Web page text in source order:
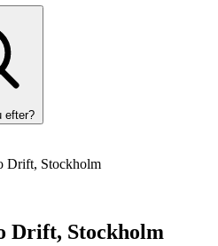
efter?
Drift, Stockholm
Drift, Stockholm